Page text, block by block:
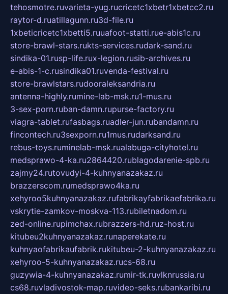
tehosmotre.ruvarieta-yug.rucricetc1xbetr1xbetcc2.ru
raytor-d.ruatillagunn.ru3d-file.ru
1xbeticricetc1xbetti5.ruuafoot-statti.rue-abis1c.ru
store-brawl-stars.rukts-services.rudark-sand.ru
sindika-01.rusp-life.rux-legion.rusib-archives.ru
e-abis-1-c.rusindika01.ruvenda-festival.ru
store-brawlstars.rudooraleksandria.ru
antenna-highly.rumine-lab-msk.ru1-mus.ru
3-sex-porn.ruban-damn.rupurse-factory.ru
viagra-tablet.rufasbags.ruadler-jun.rubandamn.ru
fincontech.ru3sexporn.ru1mus.rudarksand.ru
rebus-toys.ruminelab-msk.rualabuga-cityhotel.ru
medsprawo-4-ka.ru2864420.rublagodarenie-spb.ru
zajmy24.rutovudyi-4-kuhnyanazakaz.ru
brazzerscom.rumedsprawo4ka.ru
xehyroo5kuhnyanazakaz.rufabrikayfabrikaefabrika.ru
vskrytie-zamkov-moskva-113.rubiletnadom.ru
zed-online.rupimchax.rubrazzers-hd.ruz-host.ru
kitubeu2kuhnyanazakaz.runaperekate.ru
kuhnyaofabrikaufabrik.rukitubeu-2-kuhnyanazakaz.ru
xehyroo-5-kuhnyanazakaz.rucs-68.ru
guzywia-4-kuhnyanazakaz.rumir-tk.ruvlknrussia.ru
cs68.ruvladivostok-map.ruvideo-seks.rubankaribi.ru